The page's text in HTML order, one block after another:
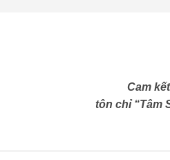
Cam
tôn chỉ “Tâm